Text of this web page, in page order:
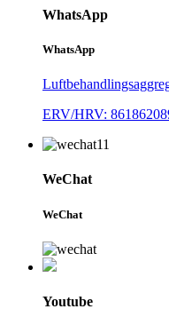
WhatsApp
WhatsApp
ERV/HRV:
WeChat
WeChat
Youtube